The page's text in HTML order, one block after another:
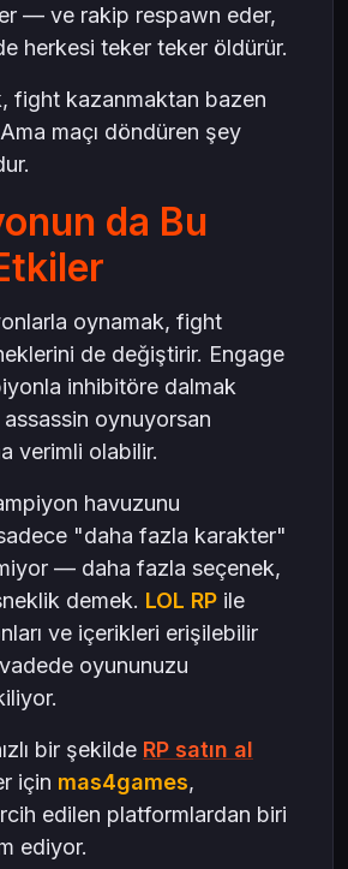
— ve rakip respawn eder,
herkesi teker teker öldürür.
fight kazanmaktan bazen
maçı döndüren şey
da Bu
oynamak, fight
de değiştirir. Engage
inhibitöre dalmak
assassin oynuyorsan
verimli olabilir.
havuzunu
"daha fazla karakter"
— daha fazla seçenek,
demek. LOL RP ile
ve içerikleri erişilebilir
oyununuzu
bir şekilde RP satın al
için mas4games,
edilen platformlardan biri
ediyor.